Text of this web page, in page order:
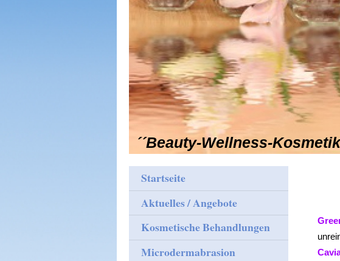
´´Beauty-Wellness-
Startseite
Aktuelles / Angebote
Kosmetische Behandlungen
Microdermabrasion